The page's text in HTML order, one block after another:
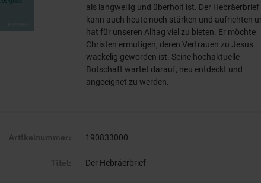
als langweilig und überholt ist. Der Hebräerbrief
kann auch heute noch stärken und aufrichten
hat für unseren Alltag viel zu bieten. Er möchte
Christen ermutigen, deren Vertrauen zu Jesus
wackelig geworden ist. Seine hochaktuelle
Botschaft wartet darauf, neu entdeckt und
angeeignet zu werden.
Artikelnummer: 190833000
Titel: Der Hebräerbrief